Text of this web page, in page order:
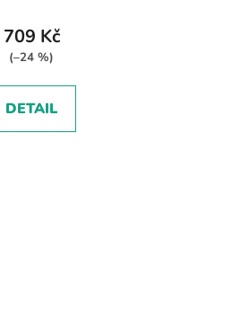
709 Kč
(–24 %)
DETAIL